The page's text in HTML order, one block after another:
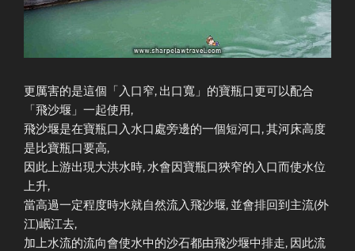
更厲害的是這個「入口窄, 出口寬」的寶瓶口更可以配合
「飛沙堰」一起使用,
飛沙堰是在寶瓶口入水口處旁邊的一個短河口, 其河床高度
是比寶瓶口要高,
因此上游出現大洪水時, 水會因寶瓶口狹窄的入口而使水位
上升,
當高過一定程度時水就自然流入飛沙堰, 並會排回到主流(外
江)岷江去,
加上水流的流向會使水中的沙石都由飛沙堰中排走, 因此流